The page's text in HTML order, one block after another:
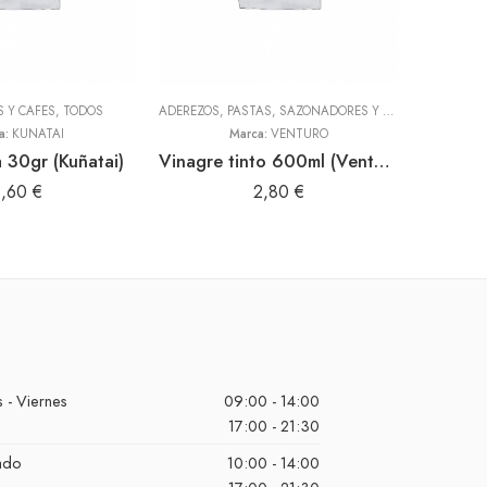
Y CAFES, TODOS
KUÑATAI
30gr (Kuñatai)
€
ADEREZOS, PASTAS, SAZONADORES Y CONDIMENTOS
Marca: VENTURO
Vinagre tinto 600ml (Venturo)
2,80 €
- Viernes
09:00 - 14:00
17:00 - 21:30
10:00 - 14:00